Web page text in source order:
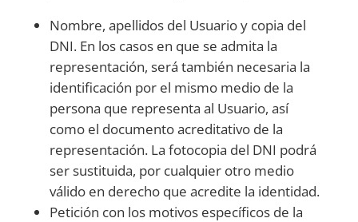
Nombre, apellidos del Usuario y copia del
DNI. En los casos en que se admita la
representación, será también necesaria la
identificación por el mismo medio de la
persona que representa al Usuario, así
como el documento acreditativo de la
representación. La fotocopia del DNI podrá
ser sustituida, por cualquier otro medio
válido en derecho que acredite la identidad.
Petición con los motivos específicos de la